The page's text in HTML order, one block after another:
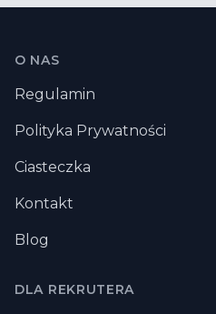
Stopka
O NAS
Regulamin
Polityka Prywatności
Ciasteczka
Kontakt
Blog
DLA REKRUTERA